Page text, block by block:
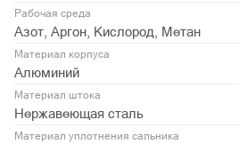
Рабочая среда
Азот, Аргон, Кислород, Метан
Материал корпуса
Алюминий
Материал штока
Нержавеющая сталь
Материал уплотнения сальника